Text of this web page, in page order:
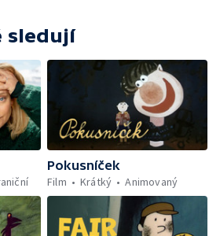
sledují
Pokusníček
Film
Krátký Animovaný